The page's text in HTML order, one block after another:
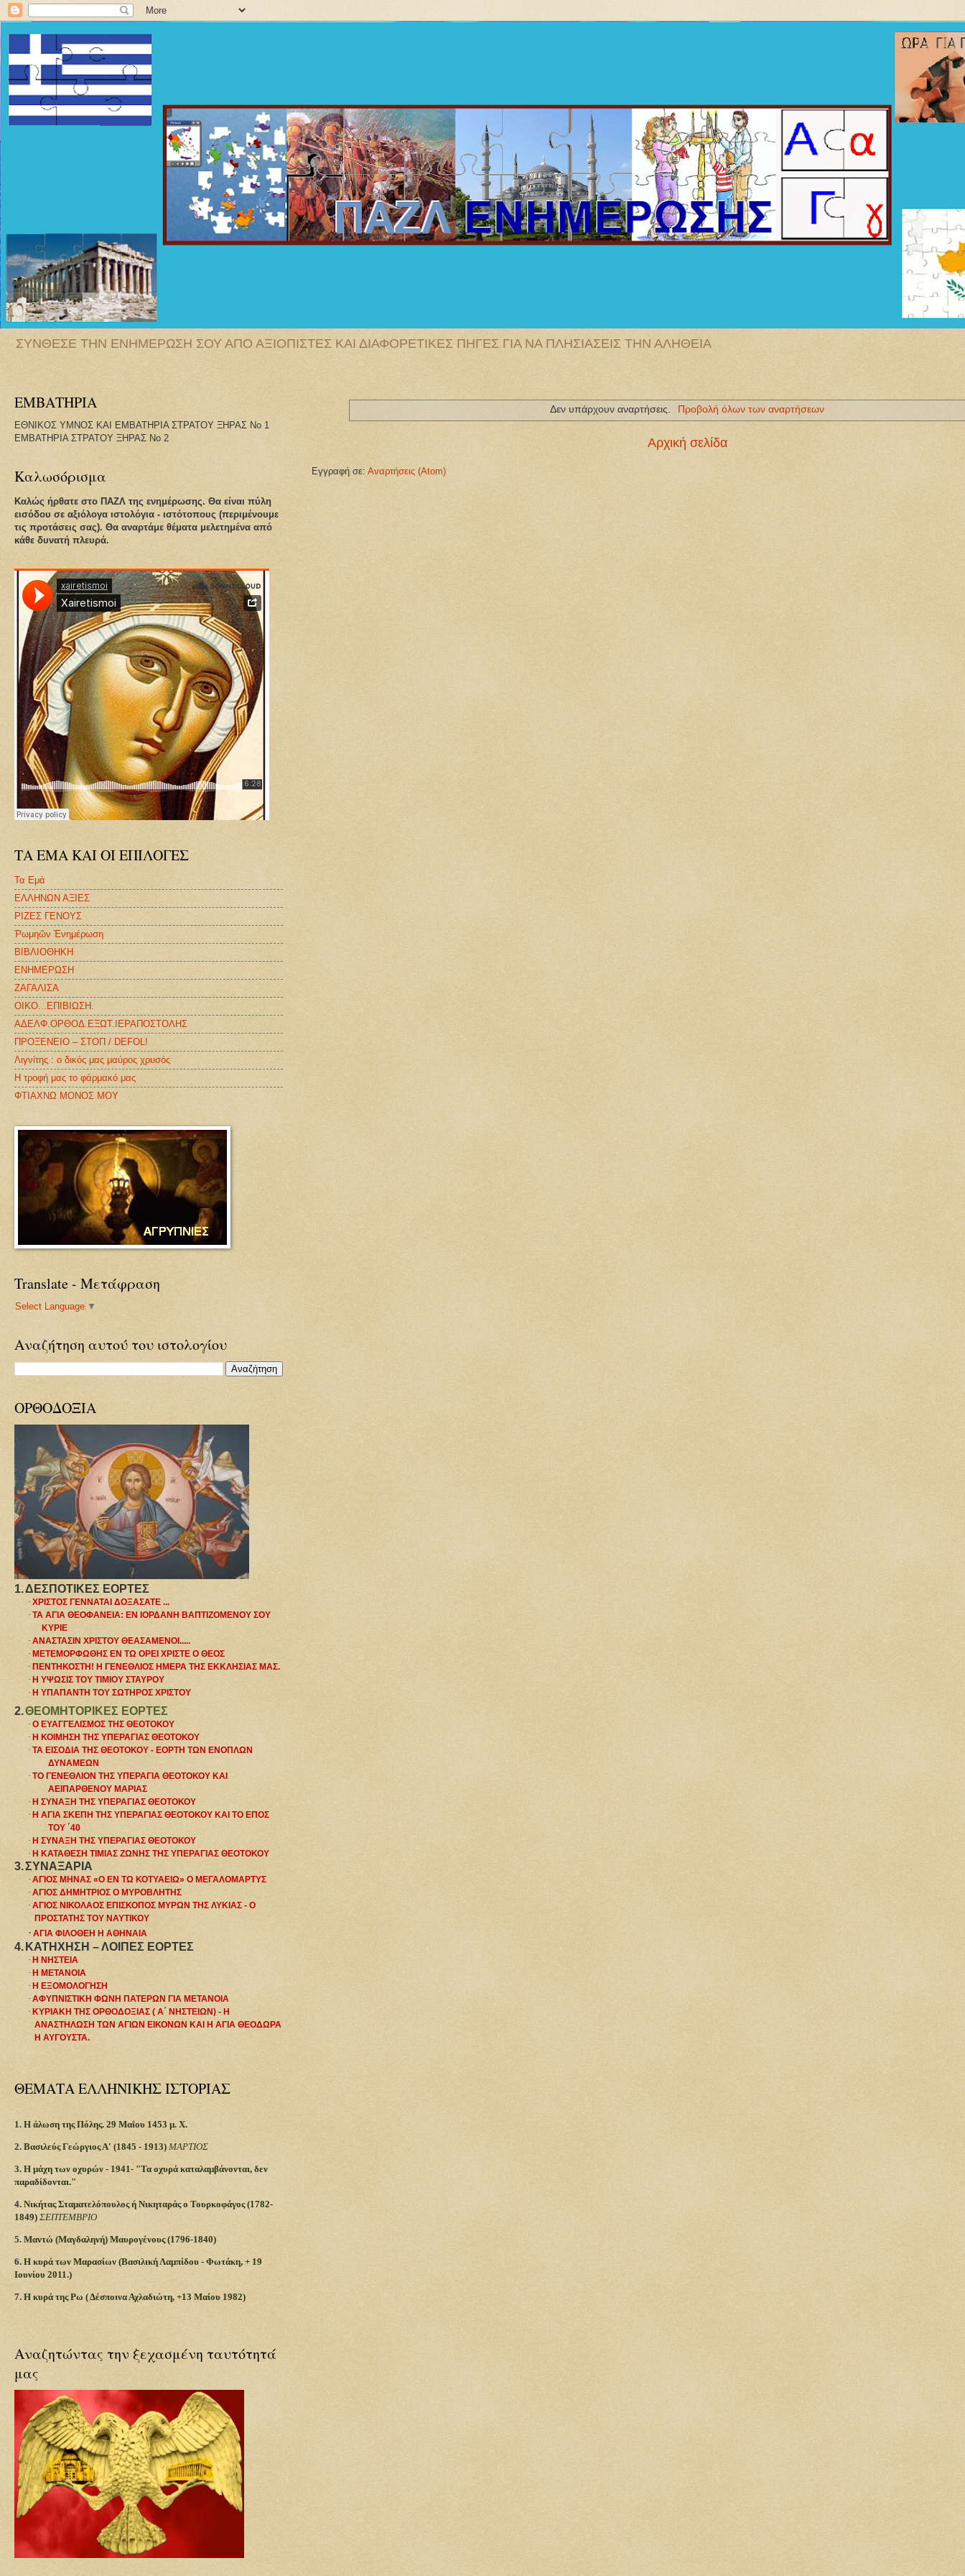
ΣΥΝΘΕΣΕ ΤΗΝ ΕΝΗΜΕΡΩΣΗ ΣΟΥ ΑΠΟ ΑΞΙΟΠΙΣΤΕΣ ΚΑΙ ΔΙΑΦΟΡΕΤΙΚΕΣ ΠΗΓΕΣ ΓΙΑ ΝΑ ΠΛΗΣΙΑΣΕΙΣ ΤΗΝ ΑΛΗΘΕΙΑ
Δεν υπάρχουν αναρτήσεις. Προβολή όλων των αναρτήσεων
Αρχική σελίδα
Εγγραφή σε: Αναρτήσεις (Atom)
ΕΜΒΑΤΗΡΙΑ
ΕΘΝΙΚΟΣ ΥΜΝΟΣ ΚΑΙ ΕΜΒΑΤΗΡΙΑ ΣΤΡΑΤΟΥ ΞΗΡΑΣ Νο 1
ΕΜΒΑΤΗΡΙΑ ΣΤΡΑΤΟΥ ΞΗΡΑΣ Νο 2
Καλωσόρισμα
Καλώς ήρθατε στο ΠΑΖΛ της ενημέρωσης. Θα είναι πύλη
εισόδου σε αξιόλογα ιστολόγια - ιστότοπους (περιμένουμε
τις προτάσεις σας). Θα αναρτάμε θέματα μελετημένα από
κάθε δυνατή πλευρά.
ΤΑ ΕΜΑ ΚΑΙ ΟΙ ΕΠΙΛΟΓΕΣ
Τα Εμά
ΕΛΛΗΝΩΝ ΑΞΙΕΣ
ΡΙΖΕΣ ΓΕΝΟΥΣ
Ῥωμηῶν Ἐνημέρωση
ΒΙΒΛΙΟΘΗΚΗ
ΕΝΗΜΕΡΩΣΗ
ΖΑΓΑΛΙΣΑ
ΟΙΚΟ...ΕΠΙΒΙΩΣΗ.
ΑΔΕΛΦ.ΟΡΘΟΔ.ΕΞΩΤ.ΙΕΡΑΠΟΣΤΟΛΗΣ
ΠΡΟΞΕΝΕΙΟ – ΣΤΟΠ / DEFOL!
Λιγνίτης : ο δικός μας μαύρος χρυσός
Η τροφή μας το φάρμακό μας
ΦΤΙΑΧΝΩ ΜΟΝΟΣ ΜΟΥ
Translate - Μετάφραση
Select Language ▼
Αναζήτηση αυτού του ιστολογίου
ΟΡΘΟΔΟΞΙΑ
1.ΔΕΣΠΟΤΙΚΕΣ ΕΟΡΤΕΣ
· ΧΡΙΣΤΟΣ ΓΕΝΝΑΤΑΙ ΔΟΞΑΣΑΤΕ ...
· ΤΑ ΑΓΙΑ ΘΕΟΦΑΝΕΙΑ: ΕΝ ΙΟΡΔΑΝΗ ΒΑΠΤΙΖΟΜΕΝΟΥ ΣΟΥ
ΚΥΡΙΕ
· ΑΝΑΣΤΑΣΙΝ ΧΡΙΣΤΟΥ ΘΕΑΣΑΜΕΝΟΙ.....
· ΜΕΤΕΜΟΡΦΩΘΗΣ ΕΝ ΤΩ ΟΡΕΙ ΧΡΙΣΤΕ Ο ΘΕΟΣ
· ΠΕΝΤΗΚΟΣΤΗ! Η ΓΕΝΕΘΛΙΟΣ ΗΜΕΡΑ ΤΗΣ ΕΚΚΛΗΣΙΑΣ ΜΑΣ.
· Η ΥΨΩΣΙΣ ΤΟΥ ΤΙΜΙΟΥ ΣΤΑΥΡΟΥ
· Η ΥΠΑΠΑΝΤΗ ΤΟΥ ΣΩΤΗΡΟΣ ΧΡΙΣΤΟΥ
2.ΘΕΟΜΗΤΟΡΙΚΕΣ ΕΟΡΤΕΣ
· Ο ΕΥΑΓΓΕΛΙΣΜΟΣ ΤΗΣ ΘΕΟΤΟΚΟΥ
· Η ΚΟΙΜΗΣΗ ΤΗΣ ΥΠΕΡΑΓΙΑΣ ΘΕΟΤΟΚΟΥ
· ΤΑ ΕΙΣΟΔΙΑ ΤΗΣ ΘΕΟΤΟΚΟΥ - ΕΟΡΤΗ ΤΩΝ ΕΝΟΠΛΩΝ
ΔΥΝΑΜΕΩΝ
· ΤΟ ΓΕΝΕΘΛΙΟΝ ΤΗΣ ΥΠΕΡΑΓΙΑ ΘΕΟΤΟΚΟΥ ΚΑΙ
ΑΕΙΠΑΡΘΕΝΟΥ ΜΑΡΙΑΣ
· Η ΣΥΝΑΞΗ ΤΗΣ ΥΠΕΡΑΓΙΑΣ ΘΕΟΤΟΚΟΥ
· Η ΑΓΙΑ ΣΚΕΠΗ ΤΗΣ ΥΠΕΡΑΓΙΑΣ ΘΕΟΤΟΚΟΥ ΚΑΙ ΤΟ ΕΠΟΣ
ΤΟΥ ΄40
· Η ΣΥΝΑΞΗ ΤΗΣ ΥΠΕΡΑΓΙΑΣ ΘΕΟΤΟΚΟΥ
· Η ΚΑΤΑΘΕΣΗ ΤΙΜΙΑΣ ΖΩΝΗΣ ΤΗΣ ΥΠΕΡΑΓΙΑΣ ΘΕΟΤΟΚΟΥ
3.ΣΥΝΑΞΑΡΙΑ
· ΑΓΙΟΣ ΜΗΝΑΣ «Ο ΕΝ ΤΩ ΚΟΤΥΑΕΙΩ» Ο ΜΕΓΑΛΟΜΑΡΤΥΣ
· ΑΓΙΟΣ ΔΗΜΗΤΡΙΟΣ Ο ΜΥΡΟΒΛΗΤΗΣ
· ΑΓΙΟΣ ΝΙΚΟΛΑΟΣ ΕΠΙΣΚΟΠΟΣ ΜΥΡΩΝ ΤΗΣ ΛΥΚΙΑΣ - Ο
ΠΡΟΣΤΑΤΗΣ ΤΟΥ ΝΑΥΤΙΚΟΥ
· ΑΓΙΑ ΦΙΛΟΘΕΗ Η ΑΘΗΝΑΙΑ
4. ΚΑΤΗΧΗΣΗ – ΛΟΙΠΕΣ ΕΟΡΤΕΣ
· Η ΝΗΣΤΕΙΑ
· Η ΜΕΤΑΝΟΙΑ
· Η ΕΞΟΜΟΛΟΓΗΣΗ
· ΑΦΥΠΝΙΣΤΙΚΗ ΦΩΝΗ ΠΑΤΕΡΩΝ ΓΙΑ ΜΕΤΑΝΟΙΑ
· ΚΥΡΙΑΚΗ ΤΗΣ ΟΡΘΟΔΟΞΙΑΣ ( Α΄ ΝΗΣΤΕΙΩΝ) - H
ΑΝΑΣΤΗΛΩΣΗ ΤΩΝ ΑΓΙΩΝ ΕΙΚΟΝΩΝ ΚΑΙ Η ΑΓΙΑ ΘΕΟΔΩΡΑ
Η ΑΥΓΟΥΣΤΑ.
ΘΕΜΑΤΑ ΕΛΛΗΝΙΚΗΣ ΙΣΤΟΡΙΑΣ
1. Η άλωση της Πόλης. 29 Μαΐου 1453 μ. Χ.
2. Βασιλεύς Γεώργιος Α' (1845 - 1913) ΜΑΡΤΙΟΣ
3. Η μάχη των οχυρών - 1941- "Τα οχυρά καταλαμβάνονται, δεν
παραδίδονται."
4. Νικήτας Σταματελόπουλος ή Νικηταράς ο Τουρκοφάγος (1782-
1849) ΣΕΠΤΕΜΒΡΙΟ
5. Μαντώ (Μαγδαληνή) Μαυρογένους (1796-1840)
6. Η κυρά των Μαρασίων (Βασιλική Λαμπίδου - Φωτάκη, + 19
Ιουνίου 2011.)
7. Η κυρά της Ρω ( Δέσποινα Αχλαδιώτη, +13 Μαίου 1982)
Αναζητώντας την ξεχασμένη ταυτότητά
μας